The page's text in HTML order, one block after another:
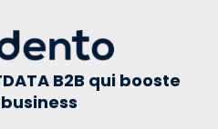
B2B qui booste